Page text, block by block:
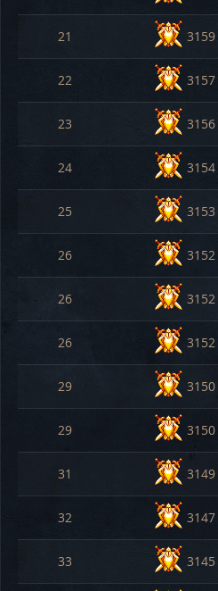
21 3159
22 3157
23 3156
24 3154
25 3153
26 3152
26 3152
26 3152
29 3150
29 3150
31 3149
32 3147
33 3145